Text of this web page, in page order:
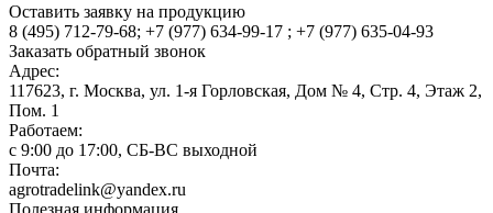
Оставить заявку на продукцию
8 (495) 712-79-68; +7 (977) 634-99-17 ; +7 (977) 635-04-93
Заказать обратный звонок
Адрес:
117623, г. Москва, ул. 1-я Горловская, Дом № 4, Стр. 4, Этаж 2,
Пом. 1
Работаем:
c 9:00 до 17:00, СБ-ВС выходной
Почта:
agrotradelink@yandex.ru
Полезная информация